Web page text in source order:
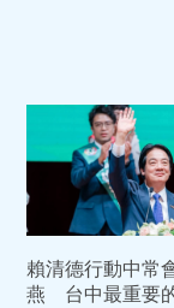
賴清德行動中常
燕 台中最重要